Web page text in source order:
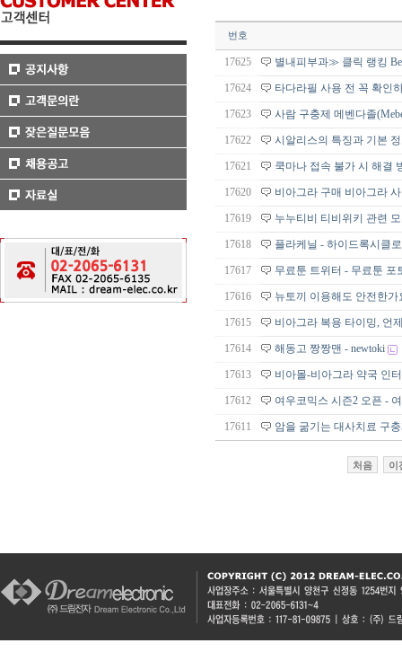
번호
17625 별내피부과≫ 클릭 랭킹
17624 타다라필 사용 전 꼭 확인
17623 사람 구충제 메벤다졸
17622 시알리스의 특징과 기본
17621 쿡마나 접속 불가 시 해결
17620 비아그라 구매 비아그라
17619 누누티비 티비위키 관련
17618 플라케닐 - 하이드록시클
17617 무료툰 트위터 - 무료툰
17616 뉴토끼 이용해도 안전한가
17615 비아그라 복용 타이밍, 언
17614 해동고 짱짱맨 - newtoki
17613 비아몰-비아그라 약국 인
17612 여우코믹스 시즌2 오픈 -
17611 암을 굶기는 대사치료 구
처음 이